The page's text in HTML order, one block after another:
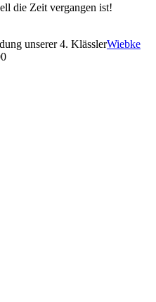
die Zeit vergangen ist!
unserer 4. KlässlerWiebke